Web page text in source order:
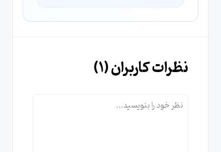
نظرات کاربران (1
)